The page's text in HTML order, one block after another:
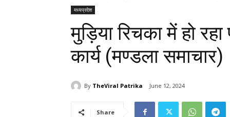
मध्यप्रदेश
मुड़िया रिचका में हो
कार्य (मण्‍डला समाचार)
By TheViral Patrika June 12, 2024
Share